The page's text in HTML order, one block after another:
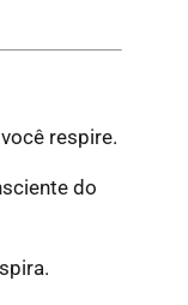
respire.
do